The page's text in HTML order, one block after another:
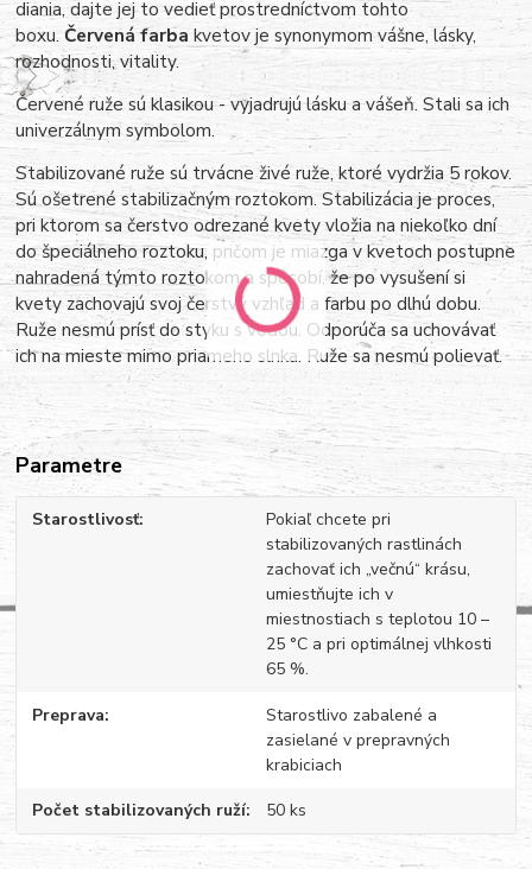
diania, dajte jej to vedieť prostredníctvom tohto
boxu.Červená farba kvetov je synonymom vášne, lásky,
rozhodnosti, vitality.
Červené ruže sú klasikou - vyjadrujú lásku a vášeň. Stali sa ich
univerzálnym symbolom.
Stabilizované ruže sú trvácne živé ruže, ktoré vydržia 5 rokov.
Sú ošetrené stabilizačným roztokom. Stabilizácia je proces,
pri ktorom sa čerstvo odrezané kvety vložia na niekoľko dní
do špeciálneho roztoku, pričom je miazga v kvetoch postupne
nahradená týmto roztokom a spôsobí, že po vysušení si
kvety zachovajú svoj čerstvý vzhľad a farbu po dlhú dobu.
Ruže nesmú prísť do styku s vodou. Odporúča sa uchovávať
ich na mieste mimo priameho slnka. Ruže sa nesmú polievať.
Parametre
Starostlivosť
Pokiaľ chcete pri
stabilizovaných rastlinách
zachovať ich „večnú“ krásu,
umiestňujte ich v
miestnostiach s teplotou 10 –
25 °C a pri optimálnej vlhkosti
65 %.
Preprava
Starostlivo zabalené a
zasielané v prepravných
krabiciach
Počet stabilizovaných ruží 50 ks